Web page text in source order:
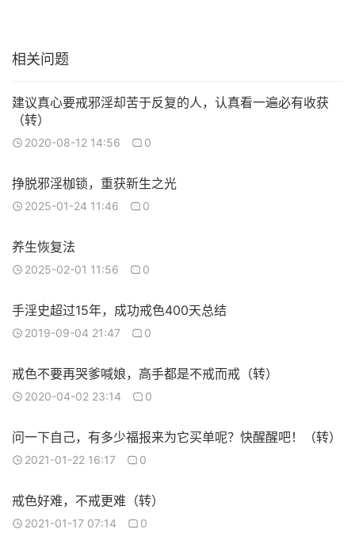
相关问题
建议真心要戒邪淫却苦于反复的人，认真看一遍必有收获
（转）
2020-08-12 14:56 0
挣脱邪淫枷锁，重获新生之光
2025-01-24 11:46 0
养生恢复法
2025-02-01 11:56 0
手淫史超过15年，成功戒色400天总结
2019-09-04 21:47 0
戒色不要再哭爹喊娘，高手都是不戒而戒（转）
2020-04-02 23:14 0
问一下自己，有多少福报来为它买单呢？快醒醒吧！（转）
2021-01-22 16:17 0
戒色好难，不戒更难（转）
2021-01-17 07:14 0